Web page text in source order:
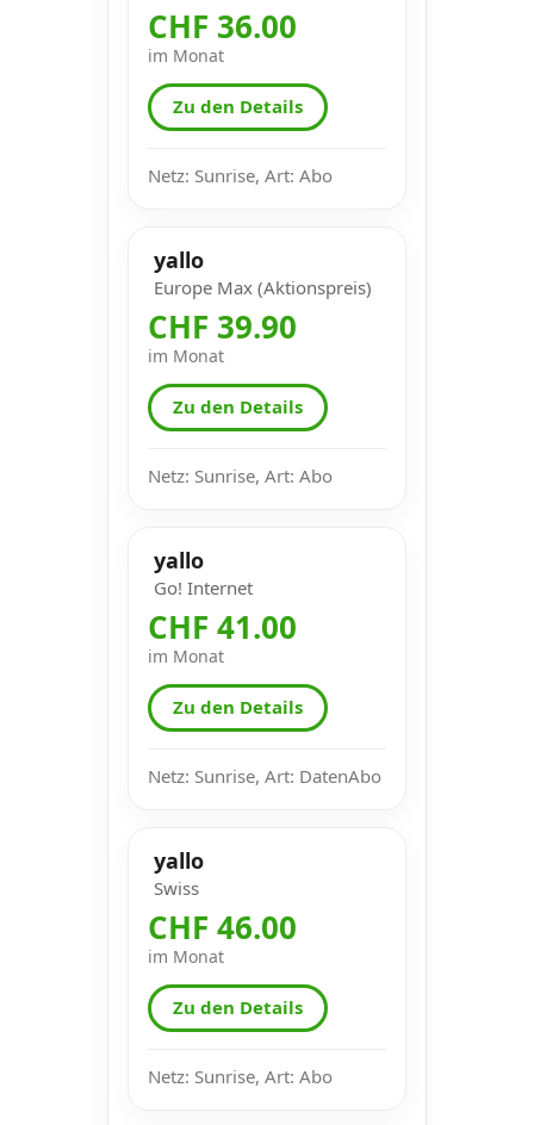
CHF 36.00
im Monat
Zu den Details
Netz: Sunrise, Art: Abo
yallo
Europe Max (Aktionspreis)
CHF 39.90
im Monat
Zu den Details
Netz: Sunrise, Art: Abo
yallo
Go! Internet
CHF 41.00
im Monat
Zu den Details
Netz: Sunrise, Art: DatenAbo
yallo
Swiss
CHF 46.00
im Monat
Zu den Details
Netz: Sunrise, Art: Abo